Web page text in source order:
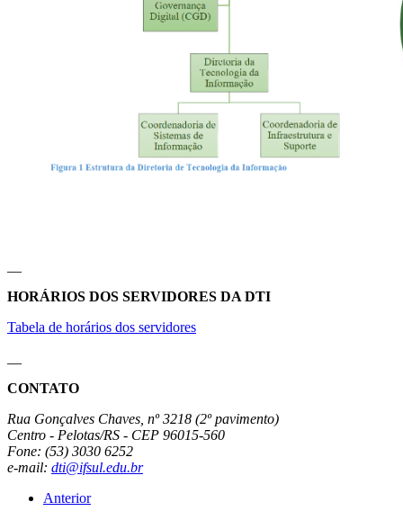
HORÁRIOS DOS SERVIDORES DA DTI
Tabela de horários dos servidores
CONTATO
Rua Gonçalves Chaves, nº 3218 (2º pavimento)
Centro - Pelotas/RS - CEP 96015-560
Fone: (53) 3030 6252
e-mail: dti@ifsul.edu.br
Anterior